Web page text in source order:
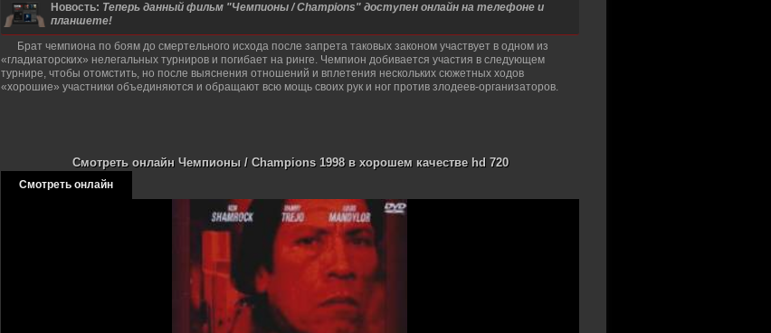
Новость: Теперь данный фильм "Чемпионы / Champions" доступен онлайн на телефоне и
планшете!
Брат чемпиона по боям до смертельного исхода после запрета таковых законом участвует в одном из
«гладиаторских» нелегальных турниров и погибает на ринге. Чемпион добивается участия в следующем
турнире, чтобы отомстить, но после выяснения отношений и вплетения нескольких сюжетных ходов
«хорошие» участники объединяются и обращают всю мощь своих рук и ног против злодеев-организаторов.
Смотреть онлайн Чемпионы / Champions 1998 в хорошем качестве hd 720
Смотреть онлайн